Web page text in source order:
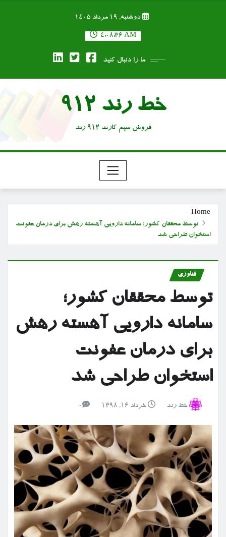
دوشنبه, ۱۹ مرداد ۱۴۰۵
4:08:37 AM
ما را دنبال کنید
خط رند 912
فروش سیم کارت 912 رند
Home
توسط محققان کشور؛ سامانه دارویی آهسته رهش برای درمان عفونت
استخوان طراحی شد
فناوری
توسط محققان کشور؛
سامانه دارویی آهسته رهش
برای درمان عفونت
استخوان طراحی شد
خط رند خرداد ۱۶, ۱۳۹۸ 0